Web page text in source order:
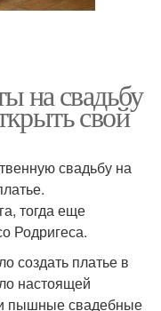
на свадьбу
свой
свадьбу на
тогда еще
Родригеса.
создать платье в
настоящей
пышные свадебные